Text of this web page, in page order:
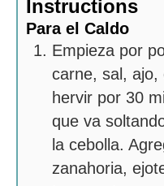
Instructions
Para el Caldo
Empieza por
carne, sal, ajo,
hervir por 30
que va
la cebolla.
zanahoria,